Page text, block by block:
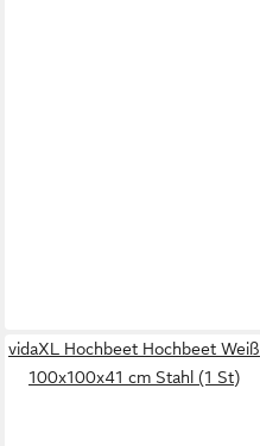
vidaXL Hochbeet Hochbeet Weiß
100x100x41 cm Stahl (1 St)